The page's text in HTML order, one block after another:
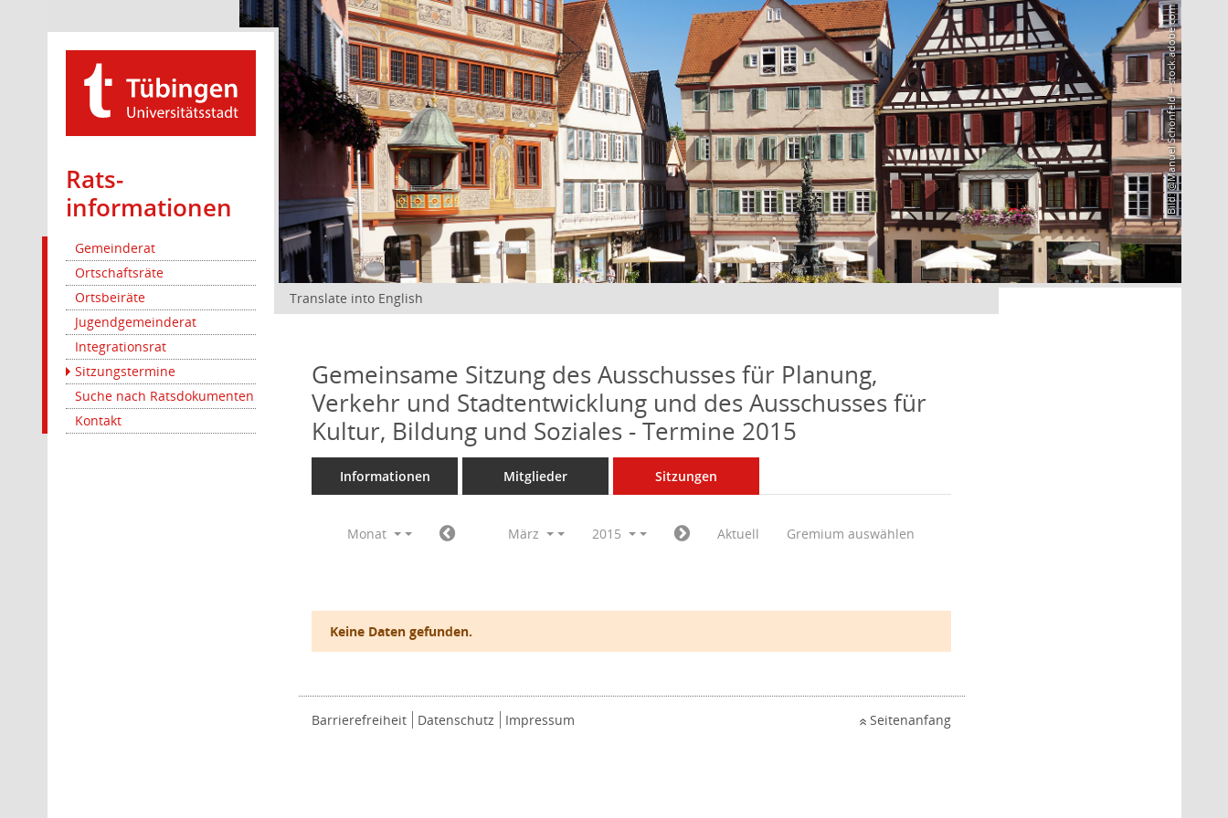
Rats­
informationen
Gemeinderat
Ortschaftsräte
Ortsbeiräte
Jugendgemeinderat
Integrationsrat
Sitzungstermine
Suche nach Ratsdokumenten
Kontakt
Bild: @Manuel Schönfeld – stock.adobe.com
Translate into English
Gemeinsame Sitzung des Ausschusses für Planung,
Verkehr und Stadtentwicklung und des Ausschusses für
Kultur, Bildung und Soziales - Termine 2015
Informationen Mitglieder Sitzungen
Monat März 2015 Aktuell Gremium auswählen
Keine Daten gefunden.
Barrierefreiheit Datenschutz Impressum Seitenanfang